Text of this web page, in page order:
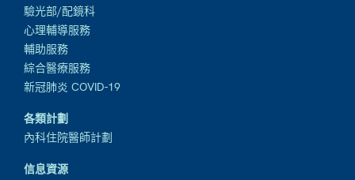
驗光部/配鏡科
心理輔導服務
輔助服務
綜合醫療服務
新冠肺炎 COVID-19
各類計劃
內科住院醫師計劃
信息資源